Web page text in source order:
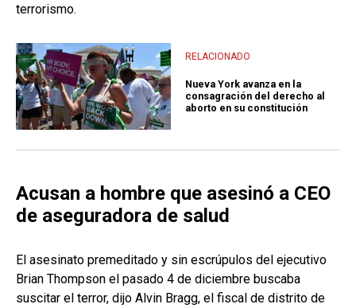
terrorismo.
RELACIONADO
Nueva York avanza en la
consagración del derecho al
aborto en su constitución
Acusan a hombre que asesinó a CEO
de aseguradora de salud
El asesinato premeditado y sin escrúpulos del ejecutivo
Brian Thompson el pasado 4 de diciembre buscaba
suscitar el terror, dijo Alvin Bragg, el fiscal de distrito de